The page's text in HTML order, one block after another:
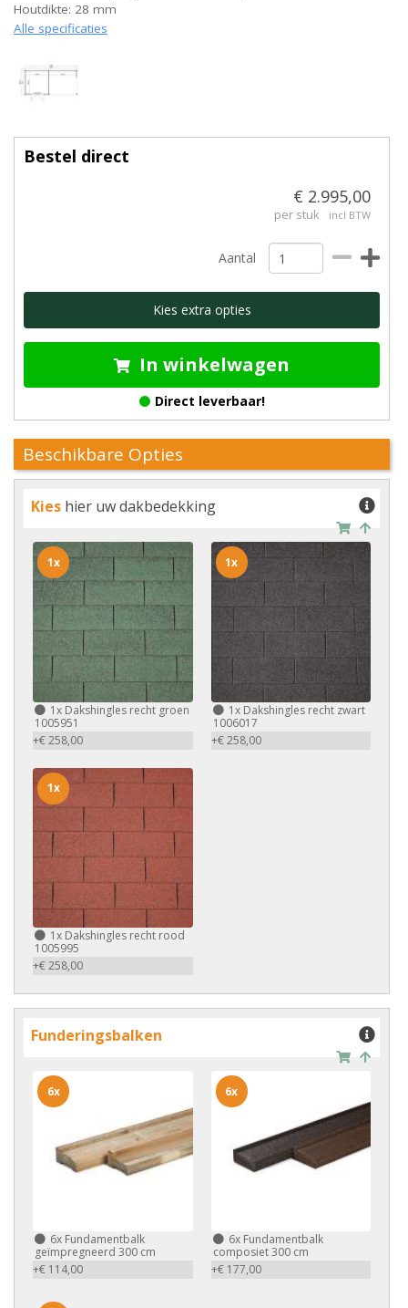
Houtdikte: 28 mm
Alle specificaties
Bestel direct
€ 2.995,00
per stuk incl BTW
Aantal
Kies extra opties
In winkelwagen
Direct leverbaar!
Beschikbare Opties
Kies hier uw dakbedekking
1x Dakshingles recht groen
1005951
+€ 258,00
1x
1xDakshingles recht zwart
1006017
+€ 258,00
1x
1x Dakshingles recht rood
1005995
+€ 258,00
1x
Funderingsbalken
6x Fundamentbalk
geïmpregneerd 300 cm
+€ 114,00
6x
6xFundamentbalk
composiet 300 cm
+€ 177,00
6x